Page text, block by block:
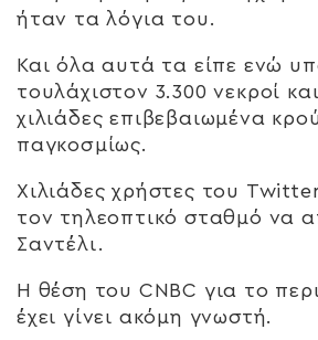
ήταν τα λόγια του.
Και όλα αυτά τα είπε ενώ
τουλάχιστον 3.300 νεκροί
χιλιάδες επιβεβαιωμένα
παγκοσμίως.
Χιλιάδες χρήστες του
τον τηλεοπτικό σταθμό να
Σαντέλι.
Η θέση του CNBC για το
έχει γίνει ακόμη γνωστή.